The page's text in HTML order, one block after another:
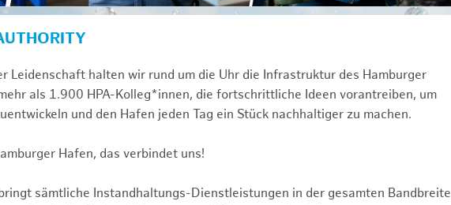
Leidenschaft halten wir rund um die Uhr die Infrastruktur des Hamburger
als 1.900 HPA-Kolleg*innen, die fortschrittliche Ideen vorantreiben, um
und den Hafen jeden Tag ein Stück nachhaltiger zu machen.
Hafen, das verbindet uns!
sämtliche Instandhaltungs-Dienstleistungen in der gesamten Bandbreite